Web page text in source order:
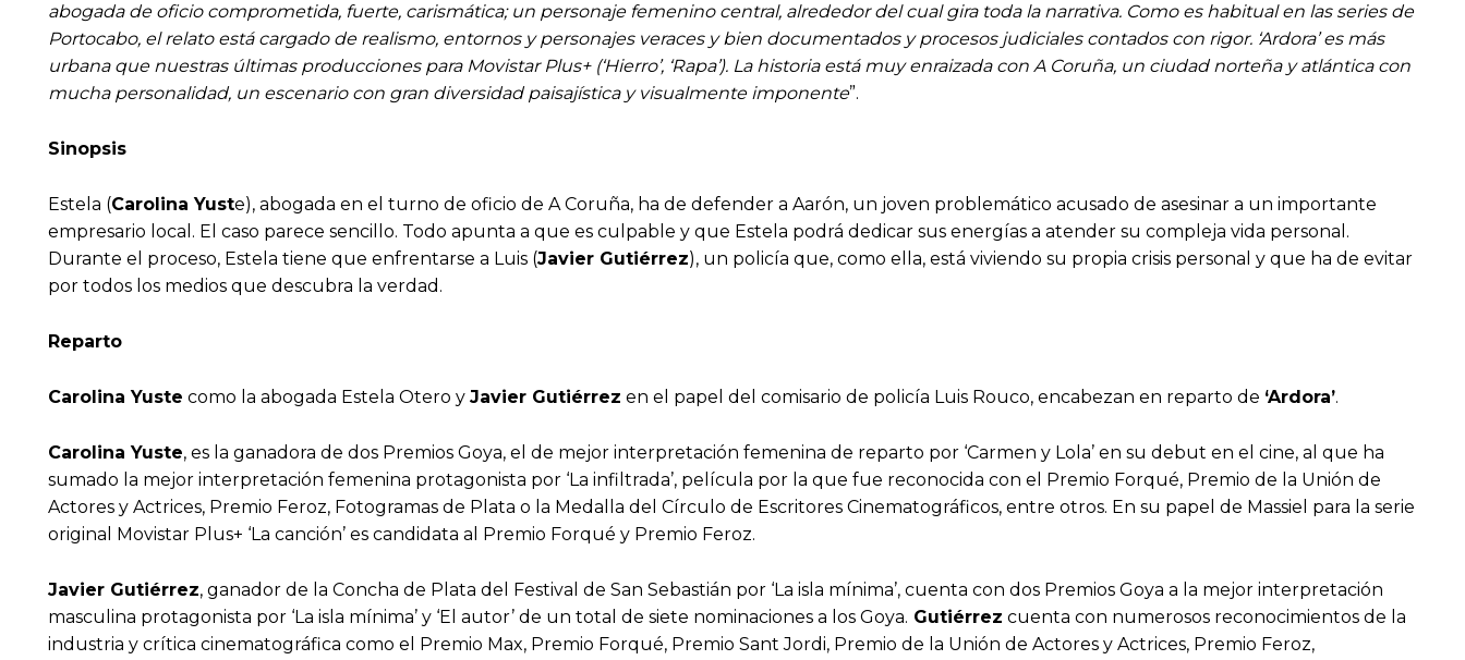
abogada de oficio comprometida, fuerte, carismática; un personaje femenino central, alrededor del cual gira toda la narrativa. Como es habitual en las series de
Portocabo, el relato está cargado de realismo, entornos y personajes veraces y bien documentados y procesos judiciales contados con rigor. ‘Ardora’ es más
urbana que nuestras últimas producciones para Movistar Plus+ (‘Hierro’, ‘Rapa’). La historia está muy enraizada con A Coruña, un ciudad norteña y atlántica con
mucha personalidad, un escenario con gran diversidad paisajística y visualmente imponente”.
Sinopsis
Estela (Carolina Yuste), abogada en el turno de oficio de A Coruña, ha de defender a Aarón, un joven problemático acusado de asesinar a un importante
empresario local. El caso parece sencillo. Todo apunta a que es culpable y que Estela podrá dedicar sus energías a atender su compleja vida personal.
Durante el proceso, Estela tiene que enfrentarse a Luis (Javier Gutiérrez), un policía que, como ella, está viviendo su propia crisis personal y que ha de evitar
por todos los medios que descubra la verdad.
Reparto
Carolina Yuste como la abogada Estela Otero y Javier Gutiérrez en el papel del comisario de policía Luis Rouco, encabezan en reparto de ‘Ardora’.
Carolina Yuste, es la ganadora de dos Premios Goya, el de mejor interpretación femenina de reparto por ‘Carmen y Lola’ en su debut en el cine, al que ha
sumado la mejor interpretación femenina protagonista por ‘La infiltrada’, película por la que fue reconocida con el Premio Forqué, Premio de la Unión de
Actores y Actrices, Premio Feroz, Fotogramas de Plata o la Medalla del Círculo de Escritores Cinematográficos, entre otros. En su papel de Massiel para la serie
original Movistar Plus+ ‘La canción’ es candidata al Premio Forqué y Premio Feroz.
Javier Gutiérrez, ganador de la Concha de Plata del Festival de San Sebastián por ‘La isla mínima’, cuenta con dos Premios Goya a la mejor interpretación
masculina protagonista por ‘La isla mínima’ y ‘El autor’ de un total de siete nominaciones a los Goya. Gutiérrez cuenta con numerosos reconocimientos de la
industria y crítica cinematográfica como el Premio Max, Premio Forqué, Premio Sant Jordi, Premio de la Unión de Actores y Actrices, Premio Feroz,